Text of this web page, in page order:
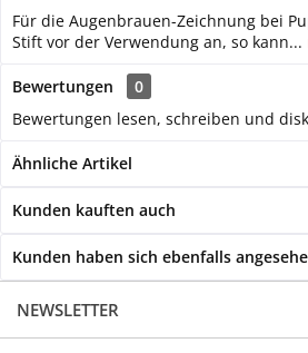
Für die Augenbrauen-Zeichnung bei
Stift vor der Verwendung an, so kann...
Bewertungen
0
Bewertungen lesen, schreiben und
Ähnliche Artikel
Kunden kauften auch
Kunden haben sich ebenfalls
NEWSLETTER